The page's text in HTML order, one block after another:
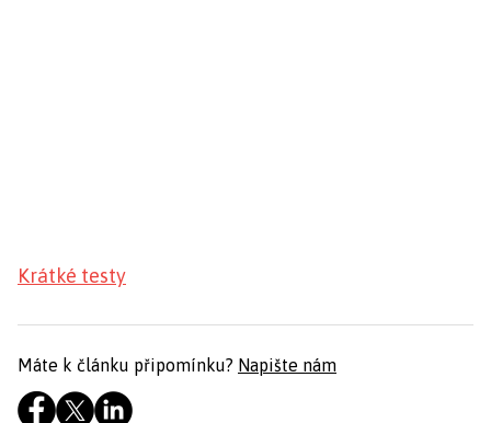
Krátké testy
Máte k článku připomínku? Napište nám